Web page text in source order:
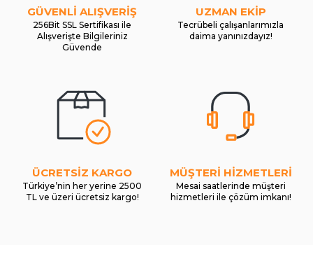
GÜVENLİ ALIŞVERİŞ
256Bit SSL Sertifikası ile
Alışverişte Bilgileriniz
Güvende
UZMAN EKİP
Tecrübeli çalışanlarımızla
daima yanınızdayız!
ÜCRETSİZ KARGO
Türkiye’nin her yerine 2500
TL ve üzeri ücretsiz kargo!
MÜŞTERİ HİZMETLERİ
Mesai saatlerinde müşteri
hizmetleri ile çözüm imkanı!